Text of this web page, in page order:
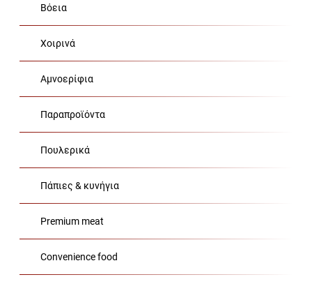
Βόεια
Χοιρινά
Αμνοερίφια
Παραπροϊόντα
Πουλερικά
Πάπιες & κυνήγια
Premium meat
Convenience food